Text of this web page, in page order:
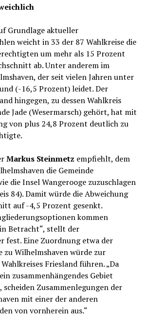
Grundlage aktueller
weicht in 33 der 87 Wahlkreise die
um mehr als 15 Prozent
ab. Unter anderem im
der seit vielen Jahren unter
(-16,5 Prozent) leidet. Der
hingegen, zu dessen Wahlkreis
Jade (Wesermarsch) gehört, hat mit
von plus 24,8 Prozent deutlich zu
Markus Steinmetz empfiehlt, dem
die Gemeinde
die Insel Wangerooge zuzuschlagen
84). Damit würde die Abweichung
auf -4,5 Prozent gesenkt.
kommen
Betracht“, stellt der
fest. Eine Zuordnung etwa der
zu Wilhelmshaven würde zur
Friesland führen. „Da
zusammenhängendes Gebiet
scheiden Zusammenlegungen der
mit einer der anderen
von vornherein aus.“